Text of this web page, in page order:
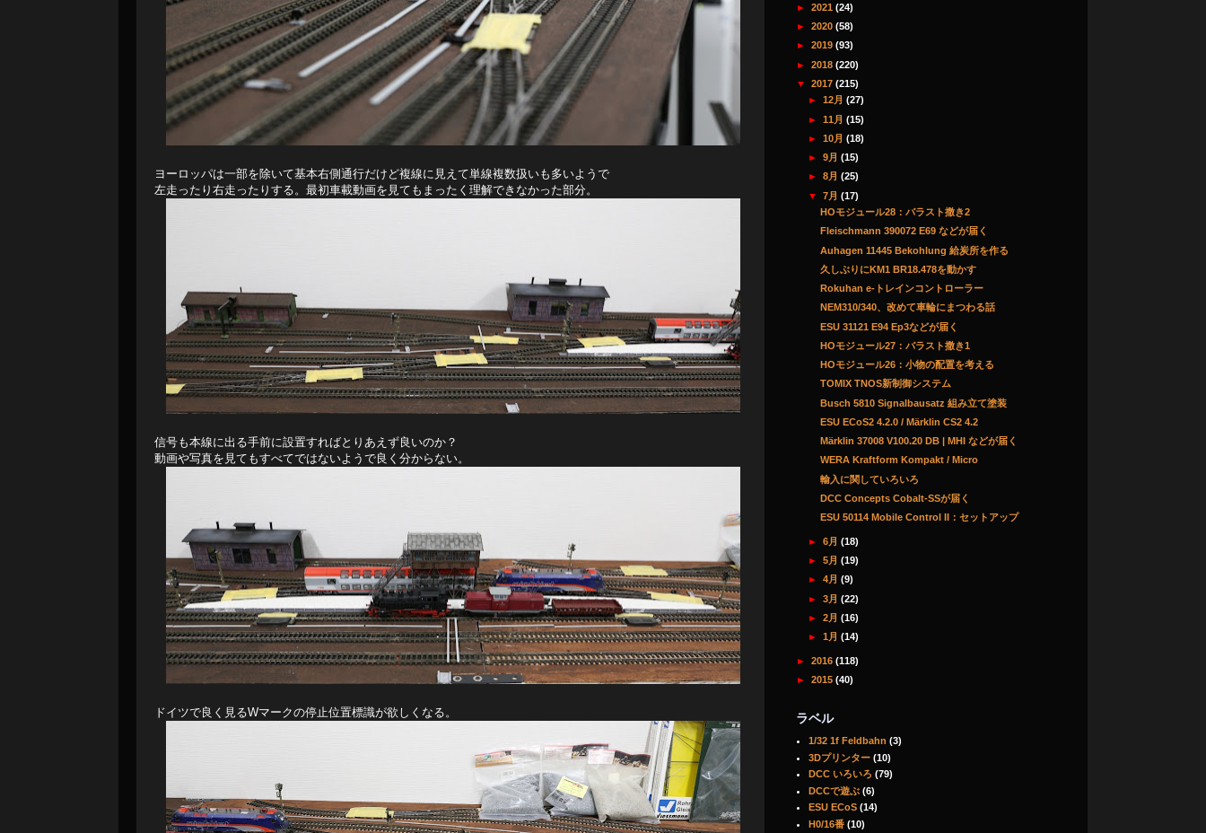
ヨーロッパは一部を除いて基本右側通行だけど複線に見えて単線複数扱いも多いようで
左走ったり右走ったりする。最初車載動画を見てもまったく理解できなかった部分。
信号も本線に出る手前に設置すればとりあえず良いのか？
動画や写真を見てもすべてではないようで良く分からない。
ドイツで良く見るWマークの停止位置標識が欲しくなる。
► 2021 (24)
► 2020 (58)
► 2019 (93)
► 2018 (220)
▼ 2017 (215)
►12月(27)
►11月(15)
►10月(18)
►9月(15)
►8月(25)
▼7月(17)
HOモジュール28：バラスト撒き2
Fleischmann 390072 E69 などが届く
Auhagen 11445 Bekohlung 給炭所を作る
久しぶりにKM1 BR18.478を動かす
Rokuhan e-トレインコントローラー
NEM310/340、改めて車輪にまつわる話
ESU 31121 E94 Ep3などが届く
HOモジュール27：バラスト撒き1
HOモジュール26：小物の配置を考える
TOMIX TNOS新制御システム
Busch 5810 Signalbausatz 組み立て塗装
ESU ECoS2 4.2.0 / Märklin CS2 4.2
Märklin 37008 V100.20 DB | MHI などが届く
WERA Kraftform Kompakt / Micro
輸入に関していろいろ
DCC Concepts Cobalt-SSが届く
ESU 50114 Mobile Control II：セットアップ
►6月(18)
►5月(19)
►4月(9)
►3月(22)
►2月(16)
►1月(14)
► 2016 (118)
► 2015 (40)
ラベル
1/32 1f Feldbahn (3)
3Dプリンター (10)
DCC いろいろ (79)
DCCで遊ぶ (6)
ESU ECoS (14)
H0/16番 (10)